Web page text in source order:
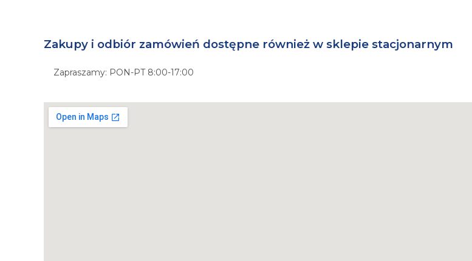
Zakupy i odbiór zamówień dostępne również w sklepie stacjonarnym
Zapraszamy: PON-PT 8:00-17:00